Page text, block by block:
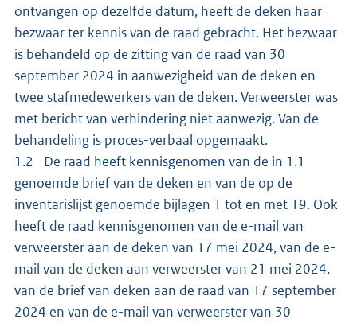
ontvangen op dezelfde datum, heeft de deken haar
bezwaar ter kennis van de raad gebracht. Het bezwaar
is behandeld op de zitting van de raad van 30
september 2024 in aanwezigheid van de deken en
twee stafmedewerkers van de deken. Verweerster was
met bericht van verhindering niet aanwezig. Van de
behandeling is proces-verbaal opgemaakt.
1.2 De raad heeft kennisgenomen van de in 1.1
genoemde brief van de deken en van de op de
inventarislijst genoemde bijlagen 1 tot en met 19. Ook
heeft de raad kennisgenomen van de e-mail van
verweerster aan de deken van 17 mei 2024, van de e-
mail van de deken aan verweerster van 21 mei 2024,
van de brief van deken aan de raad van 17 september
2024 en van de e-mail van verweerster van 30